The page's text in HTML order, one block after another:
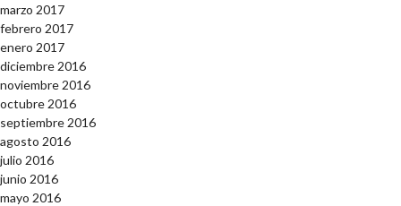
marzo 2017
febrero 2017
enero 2017
diciembre 2016
noviembre 2016
octubre 2016
septiembre 2016
agosto 2016
julio 2016
junio 2016
mayo 2016